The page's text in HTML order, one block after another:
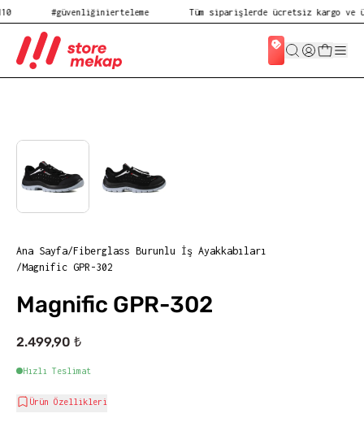
#güvenliğinierteleme Tüm siparişlerde ücretsiz kargo ve
Ana Sayfa/Fiberglass Burunlu İş Ayakkabıları
/Magnific GPR-302
Magnific GPR-302
2.499,90 ₺
Hızlı Teslimat
Ürün Özellikleri